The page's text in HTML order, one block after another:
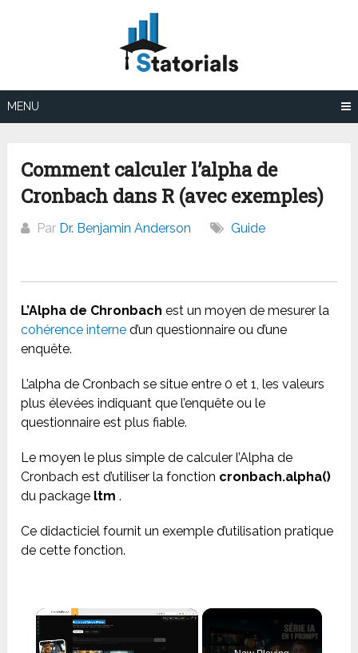
MENU
Comment calculer l’alpha de
Cronbach dans R (avec exemples)
Par Dr. Benjamin Anderson Guide
L’Alpha de Chronbach est un moyen de mesurer la
cohérence interne d’un questionnaire ou d’une
enquête.
L’alpha de Cronbach se situe entre 0 et 1, les valeurs
plus élevées indiquant que l’enquête ou le
questionnaire est plus fiable.
Le moyen le plus simple de calculer l’Alpha de
Cronbach est d’utiliser la fonction cronbach.alpha()
du package ltm .
Ce didacticiel fournit un exemple d’utilisation pratique
de cette fonction.
×